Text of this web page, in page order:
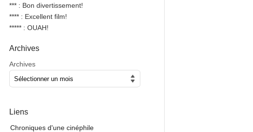
*** : Bon divertissement!
**** : Excellent film!
***** : OUAH!
Archives
Archives
Liens
Chroniques d'une cinéphile